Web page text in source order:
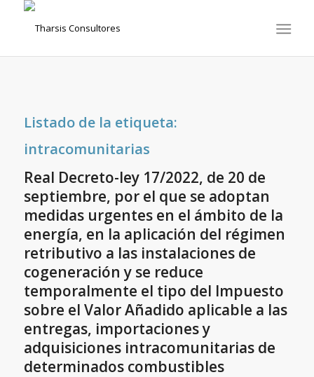
Listado de la etiqueta:
intracomunitarias
Real Decreto-ley 17/2022, de 20 de
septiembre, por el que se adoptan
medidas urgentes en el ámbito de la
energía, en la aplicación del régimen
retributivo a las instalaciones de
cogeneración y se reduce
temporalmente el tipo del Impuesto
sobre el Valor Añadido aplicable a las
entregas, importaciones y
adquisiciones intracomunitarias de
determinados combustibles